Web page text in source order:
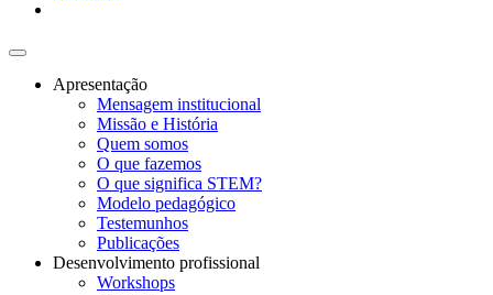
Apresentação
Mensagem institucional
Missão e História
Quem somos
O que fazemos
O que significa STEM?
Modelo pedagógico
Testemunhos
Publicações
Desenvolvimento profissional
Workshops